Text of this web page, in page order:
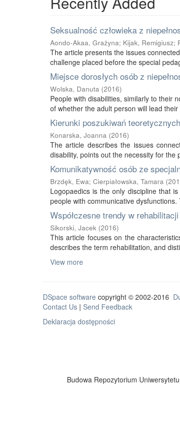
Seksualność człowieka z
Aondo-Akaa, Grażyna; Kijak, Remigiusz;
The article presents the issues
challenge placed before the special
Miejsce dorosłych osób z
Wolska, Danuta (2016)
People with disabilities, similarly to their
of whether the adult person will lead
Kierunki poszukiwań
Konarska, Joanna (2016)
The article describes the issues
disability, points out the necessity for
Komunikatywność osób ze
Brzdęk, Ewa; Cierpiałowska, Tamara (
Logopaedics is the only discipline that
people with communicative
Współczesne trendy w
Sikorski, Jacek (2016)
This article focuses on the
describes the term rehabilitation, and
View more
DSpace software copyright © 2002-2016
Contact Us | Send Feedback
Deklaracja dostępności
Budowa Repozytorium